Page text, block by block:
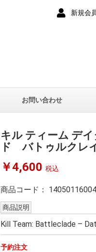
新規会
お問い合わせ
キル ティーム デ
ド バトゥルクレ
￥4,600 税込
商品コード： 14050116004
商品説明
Kill Team: Battleclade –
予約注文